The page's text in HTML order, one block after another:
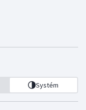
Systém